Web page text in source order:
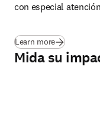
con especial
Learn more(se abre en
Mida su